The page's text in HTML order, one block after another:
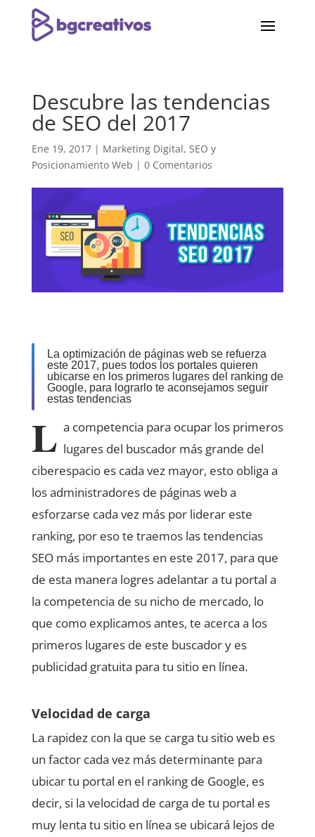
Descubre las tendencias
de SEO del 2017
Ene 19, 2017| Marketing Digital, SEO y
Posicionamiento Web | 0 Comentarios
La optimización de páginas web se refuerza
este 2017, pues todos los portales quieren
ubicarse en los primeros lugares del ranking de
Google, para lograrlo te aconsejamos seguir
estas tendencias
L a competencia para ocupar los primeros
lugares del buscador más grande del
ciberespacio es cada vez mayor, esto obliga a
los administradores de páginas web a
esforzarse cada vez más por liderar este
ranking, por eso te traemos las tendencias
SEO más importantes en este 2017, para que
de esta manera logres adelantar a tu portal a
la competencia de su nicho de mercado, lo
que como explicamos antes, te acerca a los
primeros lugares de este buscador y es
publicidad gratuita para tu sitio en línea.
Velocidad de carga
La rapidez con la que se carga tu sitio web es
un factor cada vez más determinante para
ubicar tu portal en el ranking de Google, es
decir, si la velocidad de carga de tu portal es
muy lenta tu sitio en línea se ubicará lejos de